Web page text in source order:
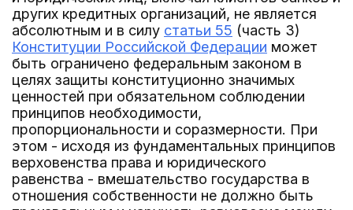
других кредитных организаций, не является
абсолютным и в силу статьи 55 (часть 3)
Конституции Российской Федерации может
быть ограничено федеральным законом в
целях защиты конституционно значимых
ценностей при обязательном соблюдении
принципов необходимости,
пропорциональности и соразмерности. При
этом - исходя из фундаментальных принципов
верховенства права и юридического
равенства - вмешательство государства в
отношения собственности не должно быть